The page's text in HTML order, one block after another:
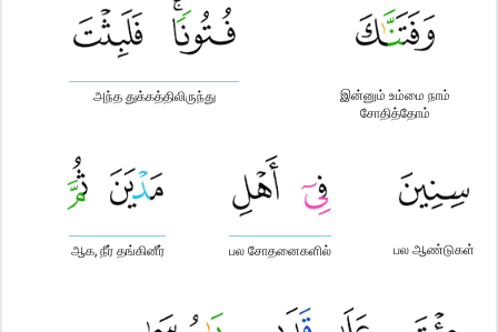
இன்னும் உம்மை நாம்
சோதித்தோம்
அந்த துக்கத்திலிருந்து
பல ஆண்டுகள்
பல சோதனைகளில்
ஆக, நீர் தங்கினீர்